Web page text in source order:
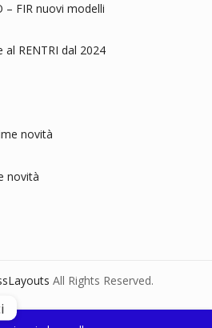
– FIR nuovi modelli
al RENTRI dal 2024
novità
novità
All Rights Reserved.